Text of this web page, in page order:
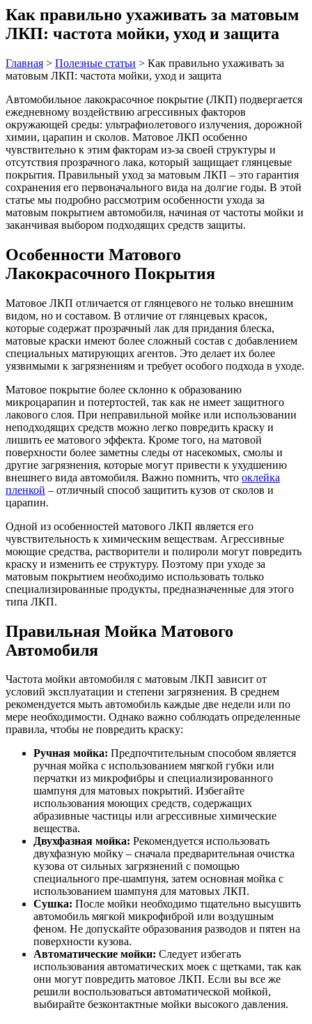
Как правильно ухаживать за матовым
ЛКП: частота мойки, уход и защита
Главная > Полезные статьи > Как правильно ухаживать за
матовым ЛКП: частота мойки, уход и защита
Автомобильное лакокрасочное покрытие (ЛКП) подвергается
ежедневному воздействию агрессивных факторов
окружающей среды: ультрафиолетового излучения, дорожной
химии, царапин и сколов. Матовое ЛКП особенно
чувствительно к этим факторам из-за своей структуры и
отсутствия прозрачного лака, который защищает глянцевые
покрытия. Правильный уход за матовым ЛКП – это гарантия
сохранения его первоначального вида на долгие годы. В этой
статье мы подробно рассмотрим особенности ухода за
матовым покрытием автомобиля, начиная от частоты мойки и
заканчивая выбором подходящих средств защиты.
Особенности Матового
Лакокрасочного Покрытия
Матовое ЛКП отличается от глянцевого не только внешним
видом, но и составом. В отличие от глянцевых красок,
которые содержат прозрачный лак для придания блеска,
матовые краски имеют более сложный состав с добавлением
специальных матирующих агентов. Это делает их более
уязвимыми к загрязнениям и требует особого подхода в уходе.
Матовое покрытие более склонно к образованию
микроцарапин и потертостей, так как не имеет защитного
лакового слоя. При неправильной мойке или использовании
неподходящих средств можно легко повредить краску и
лишить ее матового эффекта. Кроме того, на матовой
поверхности более заметны следы от насекомых, смолы и
другие загрязнения, которые могут привести к ухудшению
внешнего вида автомобиля. Важно помнить, что оклейка
пленкой – отличный способ защитить кузов от сколов и
царапин.
Одной из особенностей матового ЛКП является его
чувствительность к химическим веществам. Агрессивные
моющие средства, растворители и полироли могут повредить
краску и изменить ее структуру. Поэтому при уходе за
матовым покрытием необходимо использовать только
специализированные продукты, предназначенные для этого
типа ЛКП.
Правильная Мойка Матового
Автомобиля
Частота мойки автомобиля с матовым ЛКП зависит от
условий эксплуатации и степени загрязнения. В среднем
рекомендуется мыть автомобиль каждые две недели или по
мере необходимости. Однако важно соблюдать определенные
правила, чтобы не повредить краску:
Ручная мойка: Предпочтительным способом является
ручная мойка с использованием мягкой губки или
перчатки из микрофибры и специализированного
шампуня для матовых покрытий. Избегайте
использования моющих средств, содержащих
абразивные частицы или агрессивные химические
вещества.
Двухфазная мойка: Рекомендуется использовать
двухфазную мойку – сначала предварительная очистка
кузова от сильных загрязнений с помощью
специального пре-шампуня, затем основная мойка с
использованием шампуня для матовых ЛКП.
Сушка: После мойки необходимо тщательно высушить
автомобиль мягкой микрофиброй или воздушным
феном. Не допускайте образования разводов и пятен на
поверхности кузова.
Автоматические мойки: Следует избегать
использования автоматических моек с щетками, так как
они могут повредить матовое ЛКП. Если вы все же
решили воспользоваться автоматической мойкой,
выбирайте безконтактные мойки высокого давления.